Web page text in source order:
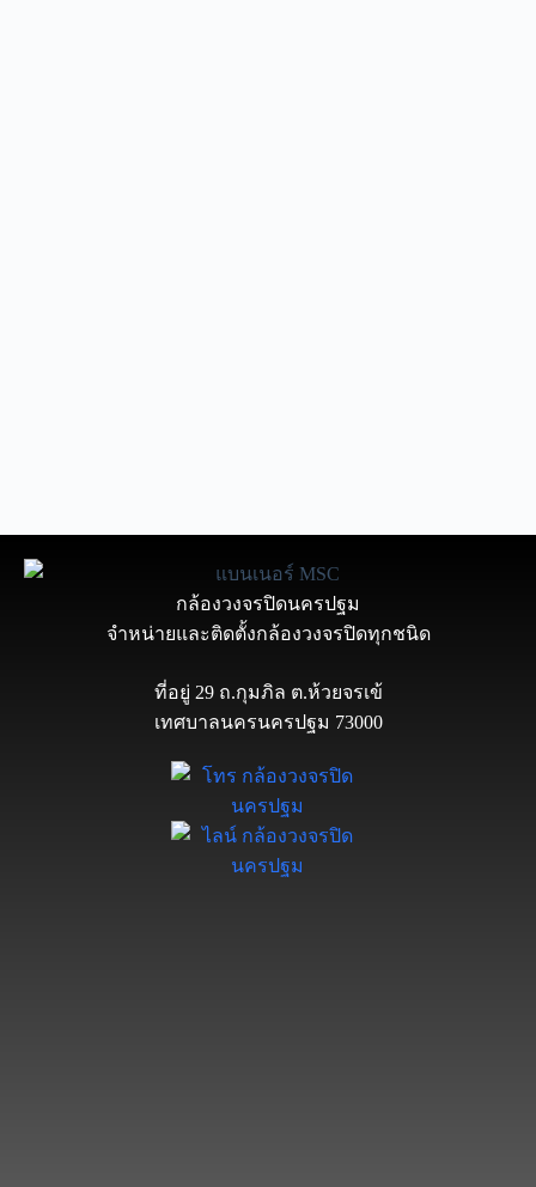
กล้องวงจรปิดนครปฐม
จำหน่ายและติดตั้งกล้องวงจรปิดทุกชนิด
ที่อยู่ 29 ถ.กุมภิล ต.ห้วยจรเข้
เทศบาลนครนครปฐม 73000